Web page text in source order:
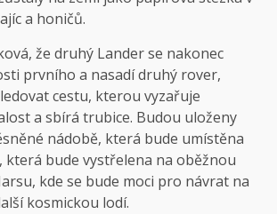
a honičů.
že druhý Lander se nakonec
prvního a nasadí druhý rover,
cestu, kterou vyzařuje
a sbírá trubice. Budou uloženy
nádobě, která bude umístěna
která bude vystřelena na oběžnou
kde se bude moci pro návrat na
kosmickou lodí.